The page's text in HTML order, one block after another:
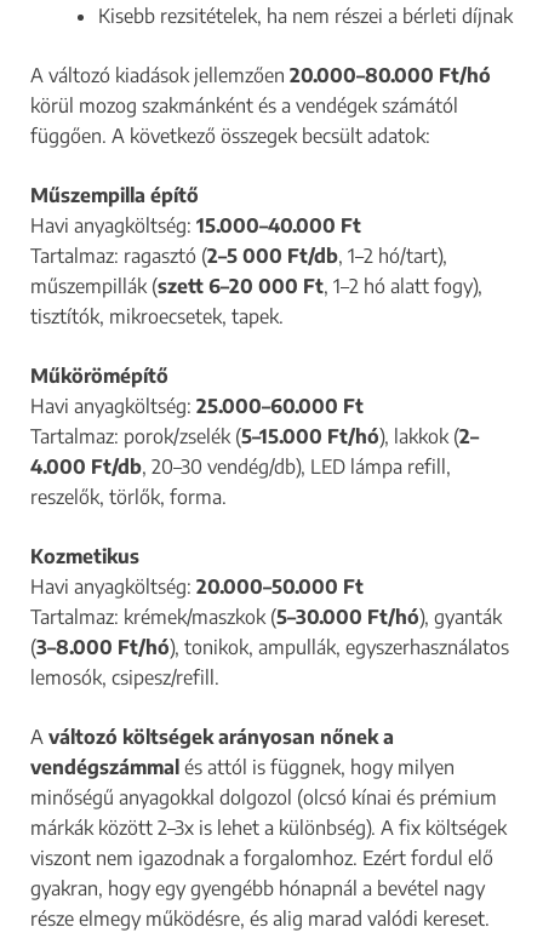
Kisebb rezsitételek, ha nem részei a bérleti díjnak
A változó kiadások jellemzően 20.000–80.000 Ft/hó
körül mozog szakmánként és a vendégek számától
függően. A következő összegek becsült adatok:
Műszempilla építő
Havi anyagköltség: 15.000–40.000 Ft
Tartalmaz: ragasztó (2–5 000 Ft/db, 1–2 hó/tart),
műszempillák (szett 6–20 000 Ft, 1–2 hó alatt fogy),
tisztítók, mikroecsetek, tapek.
Műkörömépítő
Havi anyagköltség: 25.000–60.000 Ft
Tartalmaz: porok/zselék (5–15.000 Ft/hó), lakkok (2–
4.000 Ft/db, 20–30 vendég/db), LED lámpa refill,
reszelők, törlők, forma.​
Kozmetikus
Havi anyagköltség: 20.000–50.000 Ft
Tartalmaz: krémek/maszkok (5–30.000 Ft/hó), gyanták
(3–8.000 Ft/hó), tonikok, ampullák, egyszerhasználatos
lemosók, csipesz/refill.
A változó költségek arányosan nőnek a
vendégszámmal és attól is függnek, hogy milyen
minőségű anyagokkal dolgozol (olcsó kínai és prémium
márkák között 2–3x is lehet a különbség). A fix költségek
viszont nem igazodnak a forgalomhoz. Ezért fordul elő
gyakran, hogy egy gyengébb hónapnál a bevétel nagy
része elmegy működésre, és alig marad valódi kereset.